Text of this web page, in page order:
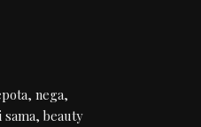
nega,
beauty